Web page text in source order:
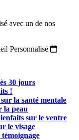
avec un de nos
Personnalisé
30 jours
!
la santé mentale
la peau
sur le ventre
le visage